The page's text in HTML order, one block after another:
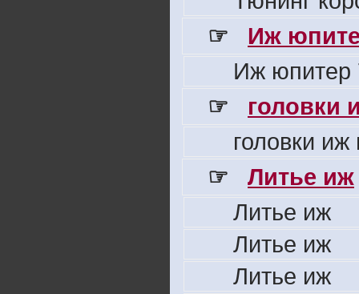
☞
Иж
Иж юпитер
☞
головки
головки
☞
Литье иж
Литье иж
Литье иж
Литье иж